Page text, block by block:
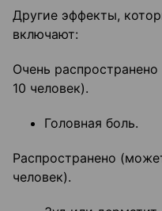
Другие эффекты,
включают:
Очень
10 человек).
Головная боль.
Распространено
человек).